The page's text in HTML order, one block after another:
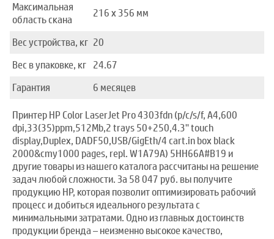
Максимальная
область скана
216 x 356 мм
Вес устройства, кг 20
Вес в упаковке, кг 24.67
Гарантия
6 месяцев
Принтер HP Color LaserJet Pro 4303fdn (p/c/s/f, A4,600
dpi,33(35)ppm,512Mb,2 trays 50+250,4.3'' touch
display,Duplex, DADF50,USB/GigEth/4 cart.in box black
2000&cmy1000 pages, repl. W1A79A) 5HH66A#B19 и
другие товары из нашего каталога рассчитаны на решение
задач любой сложности. За 58 047 руб. вы получите
продукцию HP, которая позволит оптимизировать рабочий
процесс и добиться идеального результата с
минимальными затратами. Одно из главных достоинств
продукции бренда – неизменно высокое качество,